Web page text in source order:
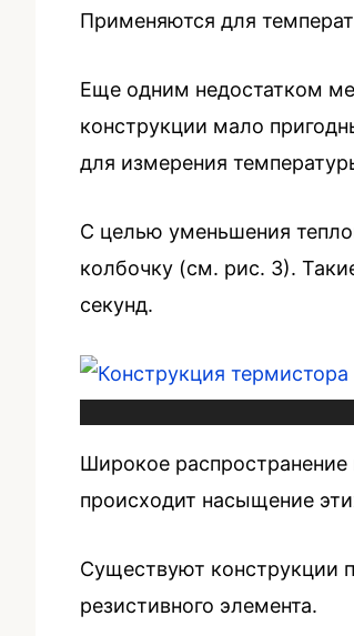
Применяются для
Еще одним недостатком
конструкции мало
для измерения
С целью уменьшения
колбочку (см. рис. 3).
секунд.
Широкое
происходит насыщение
Существуют конструкции
резистивного элемента.